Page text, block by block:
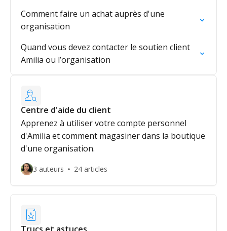
Comment faire un achat auprès d'une
organisation
Quand vous devez contacter le soutien client
Amilia ou l’organisation
Centre d'aide du client
Apprenez à utiliser votre compte personnel
d'Amilia et comment magasiner dans la boutique
d'une organisation.
3 auteurs 24 articles